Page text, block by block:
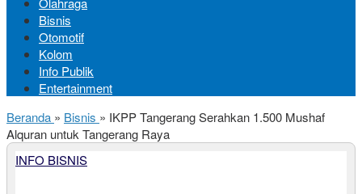
Bisnis
Otomotif
Kolom
Info Publik
Entertainment
Beranda » Bisnis » IKPP Tangerang Serahkan 1.500 Mushaf
Alquran untuk Tangerang Raya
INFO BISNIS